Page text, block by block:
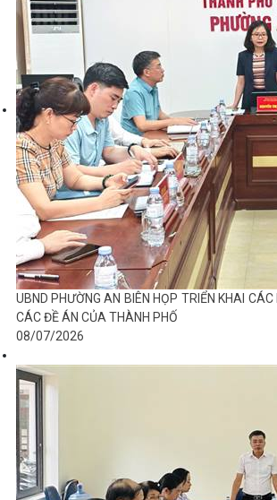
UBND PHƯỜNG AN BIÊN HỌP TRIỂN KHAI CÁC
CÁC ĐỀ ÁN CỦA THÀNH PHỐ
08/07/2026